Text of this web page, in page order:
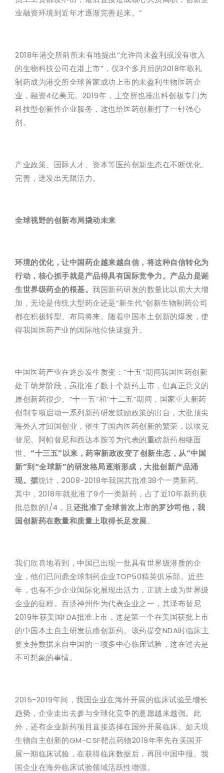
业融资环境到近年才逐渐完善起来。”
2018年港交所前所未有地提出“允许尚未盈利或没有收入
的生物科技公司在港上市”，仅3个多月后的2018年歌礼
制药成为港交所全球首家成功上市的未盈利生物医药企
业，融资4亿美元。2019年，上交所也推出科创板专门为
科技型创新性企业服务，这也给医药创新打了一针强心
剂。
产业政策、国际人才、资本等医药创新生态在不断优化、
完善，迸发出无限活力。
全球视野的创新布局撬动未来
环境的优化，让中国药企越来越自信，将这种自信转化为
行动，核心抓手就是产品得具有国际竞争力。产品力是诞
生世界级药企的根基。 我国新药研发的数量比以前大大增
加，无论是传统大型药企还是“新生代”创新生物制药公司
都在积极转型、布局将来。随着中国本土创新的爆发，使
得我国医药产业的国际地位快速提升。
中国医药产业在逐步发生质变：“十五”期间我国医药创新
处于萌芽阶段，虽批准了数十个新药上市，但真正意义的
原创新药很少。“十一五”和“十二五”期间，国家重大新药
创制专项启动一系列新药研发鼓励政策的出台，大批顶尖
海外人才回国创业，催生了国内医药创新的繁荣，以埃克
替尼、阿帕替尼和西达本胺等为代表的重磅新药相继面
世。 “十三五”以来，药审新政改变了创新生态，从“中国
新”到“全球新”的研发格局逐渐形成，大批创新产品涌
现。据统计，2008-2018年我国共批准38个一类新药。
其中，2018年就批准了9个一类新药，占了近10年新药获
批总数的1/4，且还批准了全球首次上市的罗沙司他，我
国创新药在数量和质量上取得长足发展。
我们欣喜地看到，中国已出现一批具有世界级潜质的企
业，他们已问鼎全球制药企业TOP50精英俱乐部。近些
年，也有不少企业国际化展现出活力，正踏上成为世界级
企业的征程。百济神州作为代表企业之一，其泽布替尼
2019年获美国FDA批准上市，这是第一个在美国获批上市
的中国本土自主研发抗癌创新药。该药提交NDA时临床主
要支持数据来自中国的一项多中心临床试验，这在过去是
不可想象的事情。
2015-2019年间，我国企业在海外开展的临床试验呈增长
趋势，企业走出去参与全球化竞争的意愿越来越强。此
外，还有企业新药项目直接选择在国外开展临床。如天境
生物自主创新的GM-CSF靶点药物2019年率先在美国开
展一期临床试验，在获得临床数据后，再回中国申报。我
国企业在海外临床试验领域活跃性增强。